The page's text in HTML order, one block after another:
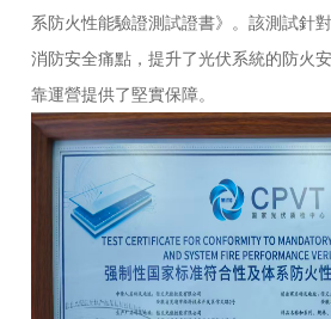
系防火性能驗證測試證書》。該測試針
消防安全痛點，提升了光伏系統的防火
靠運營提供了堅實保障。